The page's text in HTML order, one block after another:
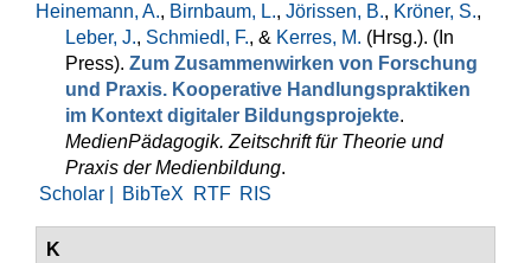
Heinemann, A., Birnbaum, L., Jörissen, B., Kröner, S.,
Leber, J., Schmiedl, F., & Kerres, M. (Hrsg.). (In
Press). Zum Zusammenwirken von Forschung
und Praxis. Kooperative Handlungspraktiken
im Kontext digitaler Bildungsprojekte.
MedienPädagogik. Zeitschrift für Theorie und
Praxis der Medienbildung.
Scholar |
BibTeX RTF RIS
K